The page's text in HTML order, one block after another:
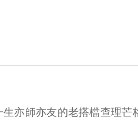
亦師亦友的老搭檔查理芒